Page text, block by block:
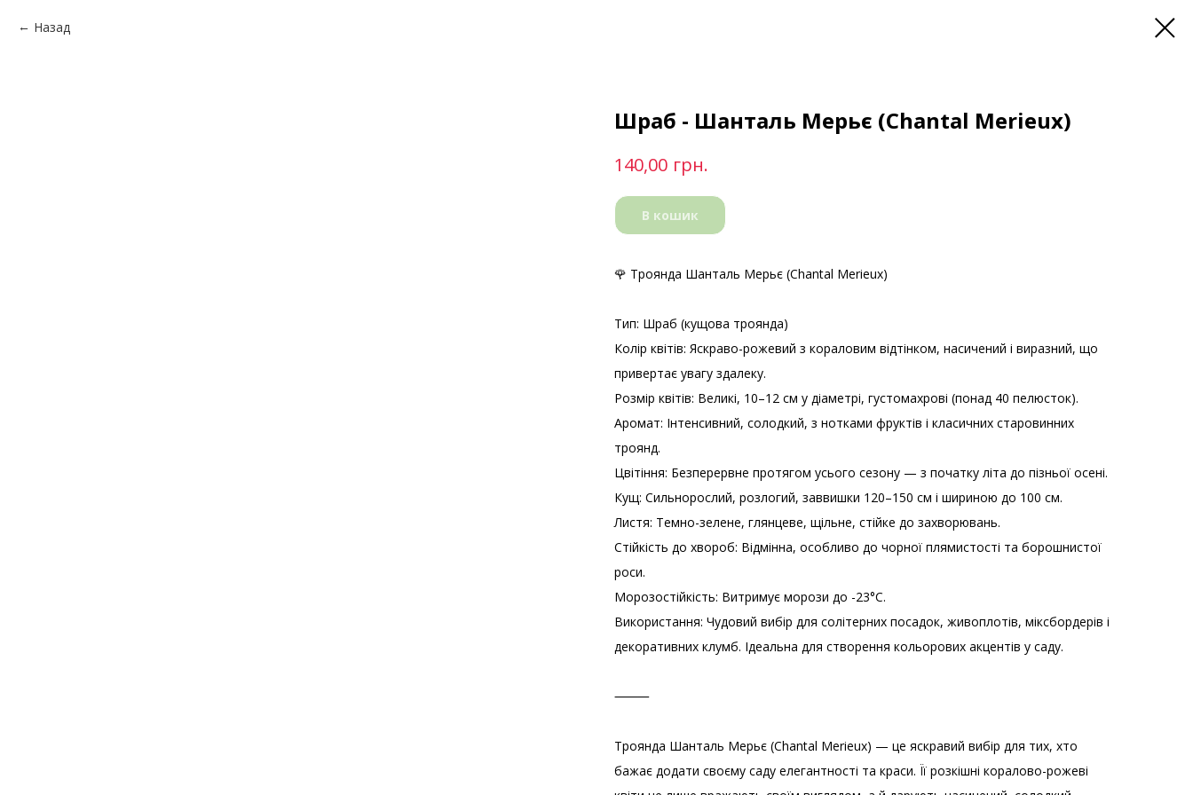
Назад
Шраб - Шанталь Мерьє (Chantal Merieux)
140,00 грн.
В кошик
🌹 Троянда Шанталь Мерьє (Chantal Merieux)
Тип: Шраб (кущова троянда)
Колір квітів: Яскраво-рожевий з кораловим відтінком, насичений і виразний, що
привертає увагу здалеку.
Розмір квітів: Великі, 10–12 см у діаметрі, густомахрові (понад 40 пелюсток).
Аромат: Інтенсивний, солодкий, з нотками фруктів і класичних старовинних
троянд.
Цвітіння: Безперервне протягом усього сезону — з початку літа до пізньої осені.
Кущ: Сильнорослий, розлогий, заввишки 120–150 см і шириною до 100 см.
Листя: Темно-зелене, глянцеве, щільне, стійке до захворювань.
Стійкість до хвороб: Відмінна, особливо до чорної плямистості та борошнистої
роси.
Морозостійкість: Витримує морози до -23°C.
Використання: Чудовий вибір для солітерних посадок, живоплотів, міксбордерів і
декоративних клумб. Ідеальна для створення кольорових акцентів у саду.
⸻
Троянда Шанталь Мерьє (Chantal Merieux) — це яскравий вибір для тих, хто
бажає додати своєму саду елегантності та краси. Її розкішні коралово-рожеві